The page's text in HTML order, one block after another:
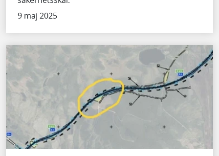
9 maj 2025